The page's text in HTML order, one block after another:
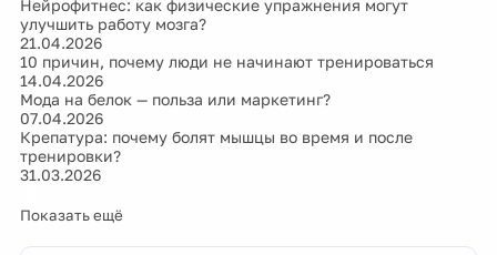
Нейрофитнес: как физические упражнения могут
улучшить работу мозга?
21.04.2026
10 причин, почему люди не начинают тренироваться
14.04.2026
Мода на белок — польза или маркетинг?
07.04.2026
Крепатура: почему болят мышцы во время и после
тренировки?
31.03.2026
Показать ещё